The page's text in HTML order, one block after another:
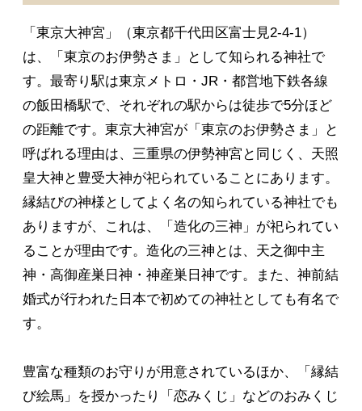
「東京大神宮」（東京都千代田区富士見2-4-1）
は、「東京のお伊勢さま」として知られる神社で
す。最寄り駅は東京メトロ・JR・都営地下鉄各線
の飯田橋駅で、それぞれの駅からは徒歩で5分ほど
の距離です。東京大神宮が「東京のお伊勢さま」と
呼ばれる理由は、三重県の伊勢神宮と同じく、天照
皇大神と豊受大神が祀られていることにあります。
縁結びの神様としてよく名の知られている神社でも
ありますが、これは、「造化の三神」が祀られてい
ることが理由です。造化の三神とは、天之御中主
神・高御産巣日神・神産巣日神です。また、神前結
婚式が行われた日本で初めての神社としても有名で
す。
豊富な種類のお守りが用意されているほか、「縁結
び絵馬」を授かったり「恋みくじ」などのおみくじ